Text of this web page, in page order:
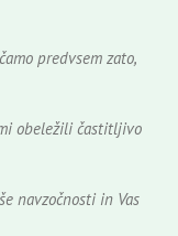
predvsem zato,
obeležili častitljivo
navzočnosti in Vas